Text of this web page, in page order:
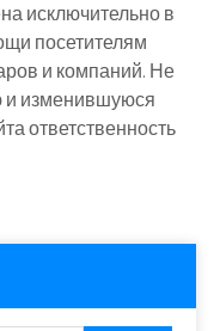
исключительно в
посетителям
и компаний. Не
и изменившуюся
ответственность